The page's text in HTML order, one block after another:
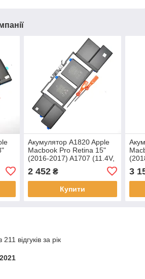
Акумулятор A1820 Apple
Macbook Pro Retina 15"
(2016-2017) A1707 (11.4V,
76Wh,6667mAh) APN:613-
3266 Original/Оригінал
2 452₴
Купити
3
відгуків за рік